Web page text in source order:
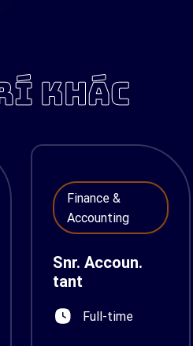
KHÁC
Finance &
Accounting
Snr. Accoun.
tant
Full-time